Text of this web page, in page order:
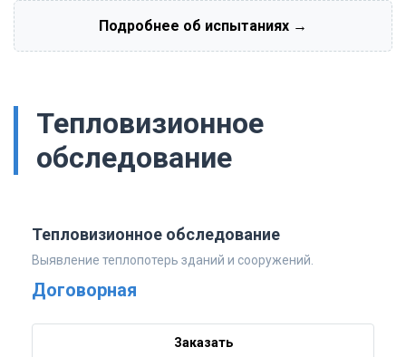
Подробнее об испытаниях →
Тепловизионное
обследование
Тепловизионное обследование
Выявление теплопотерь зданий и сооружений.
Договорная
Заказать